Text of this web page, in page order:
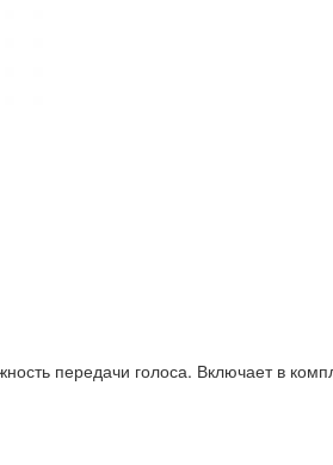
передачи голоса. Включает в